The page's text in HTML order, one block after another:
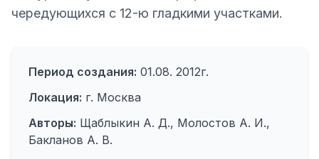
чередующихся с 12-ю гладкими участками.
Период создания: 01.08. 2012г.
Локация: г. Москва
Авторы: Щаблыкин А. Д., Молостов А. И.,
Бакланов А. В.